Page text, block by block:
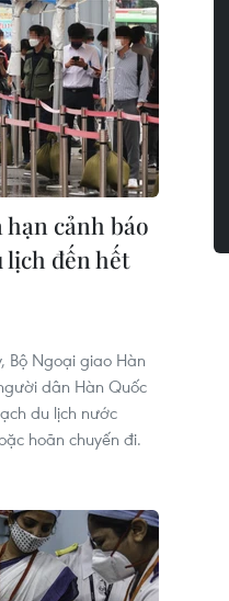
hạn cảnh báo
lịch đến hết
Bộ Ngoại giao Hàn
dân Hàn Quốc
du lịch nước
hoãn chuyến đi.